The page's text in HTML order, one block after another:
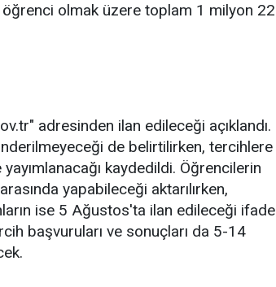
olmak üzere toplam 1 milyon 22
adresinden ilan edileceği açıklandı.
de belirtilirken, tercihlere
kaydedildi. Öğrencilerin
yapabileceği aktarılırken,
ise 5 Ağustos'ta ilan edileceği ifade
başvuruları ve sonuçları da 5-14